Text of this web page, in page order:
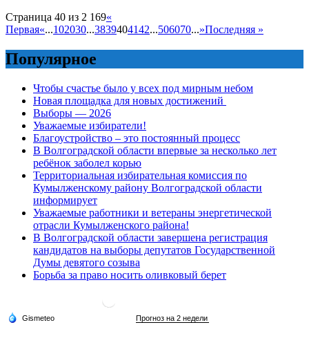
Страница 40 из 2 169«
Первая«...102030...3839404142...506070...»Последняя »
Популярное
Чтобы счастье было у всех под мирным небом
Новая площадка для новых достижений
Выборы — 2026
Уважаемые избиратели!
Благоустройство – это постоянный процесс
В Волгоградской области впервые за несколько лет
ребёнок заболел корью
Территориальная избирательная комиссия по
Кумылженскому району Волгоградской области
информирует
Уважаемые работники и ветераны энергетической
отрасли Кумылженского района!
В Волгоградской области завершена регистрация
кандидатов на выборы депутатов Государственной
Думы девятого созыва
Борьба за право носить оливковый берет